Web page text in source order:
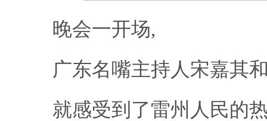
晚会一开场,
广东名嘴主持人宋嘉其
就感受到了雷州人民的